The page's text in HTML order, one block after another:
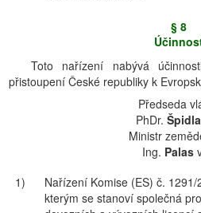
§ 8
Toto nařízení nabývá
přistoupení České republiky k
Předseda
PhDr. Špidla
Ministr
Ing. Palas
1)
Nařízení Komise (ES) č.
kterým se stanoví společná